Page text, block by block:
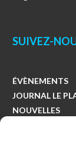
SUIVEZ-
ÉVÈNEMENTS
JOURNAL LE
NOUVELLES